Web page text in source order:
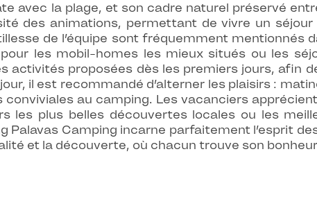
avec la plage, et son cadre naturel préservé
des animations, permettant de vivre un
de l’équipe sont fréquemment mentionnés
les mobil-homes les mieux situés ou les
activités proposées dès les premiers jours, afin
il est recommandé d’alterner les plaisirs :
conviviales au camping. Les vacanciers
les plus belles découvertes locales ou les
Palavas Camping incarne parfaitement l’esprit
et la découverte, où chacun trouve son